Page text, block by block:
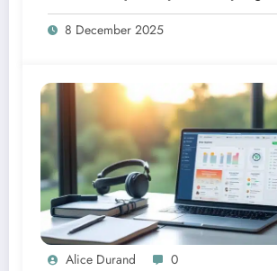
di carriera
8 December 2025
Alice Durand 0